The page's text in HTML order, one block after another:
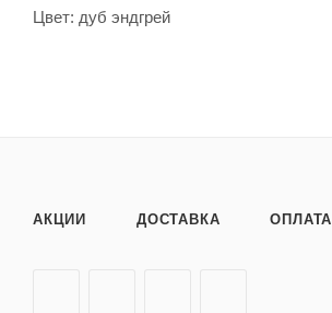
Цвет: дуб эндгрей
АКЦИИ ДОСТАВКА ОПЛАТА